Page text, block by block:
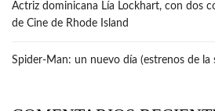
Actriz dominicana Lía Lockhart, con dos
de Cine de Rhode Island
Spider-Man: un nuevo día (estrenos de la